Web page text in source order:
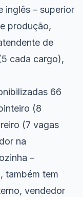
inglês – superior
produção,
de
cada cargo),
66
(8
(7 vagas
na
–
também tem
vendedor